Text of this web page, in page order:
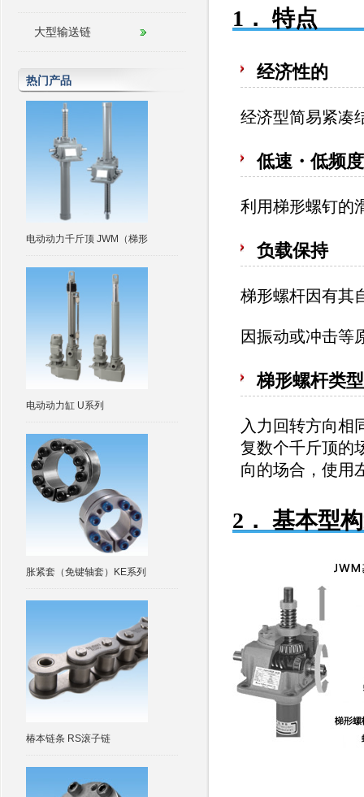
大型输送链
热门产品
电动动力千斤顶 JWM（梯形
电动动力缸 U系列
胀紧套（免键轴套）KE系列
椿本链条 RS滚子链
1． 特点
经济性的
经济型简易紧凑
低速・低频度
利用梯形螺钉的
负载保持
梯形螺杆因有其
因振动或冲击等
梯形螺杆类
入力回转方向相
复数个千斤顶的
向的场合，使用
2． 基本型